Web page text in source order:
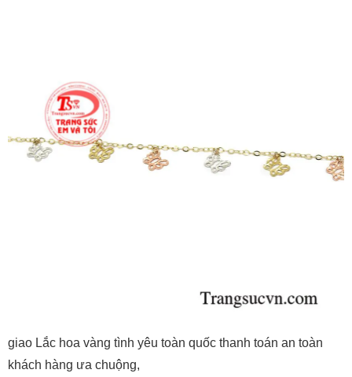
giao Lắc hoa vàng tình yêu toàn quốc thanh toán an toàn
khách hàng ưa chuộng,